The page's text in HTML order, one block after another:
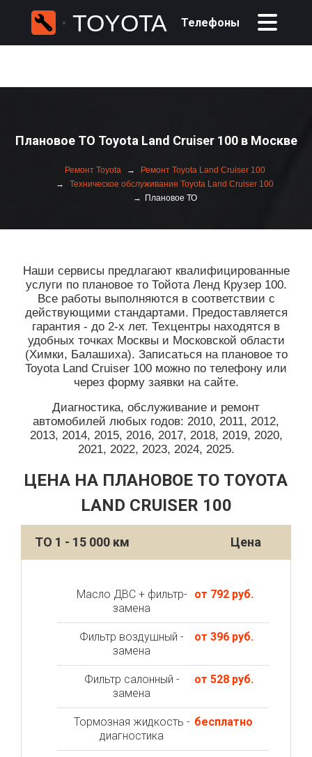
TOYOTA Телефоны
Плановое ТО Toyota Land Cruiser 100 в Москве
Ремонт Toyota
Ремонт Toyota Land Cruiser 100
Техническое обслуживание Toyota Land Cruiser 100
Плановое ТО
Наши сервисы предлагают квалифицированные
услуги по плановое то Тойота Ленд Крузер 100.
Все работы выполняются в соответствии с
действующими стандартами. Предоставляется
гарантия - до 2-х лет. Техцентры находятся в
удобных точках Москвы и Московской области
(Химки, Балашиха). Записаться на плановое то
Toyota Land Cruiser 100 можно по телефону или
через форму заявки на сайте.
Диагностика, обслуживание и ремонт
автомобилей любых годов: 2010, 2011, 2012,
2013, 2014, 2015, 2016, 2017, 2018, 2019, 2020,
2021, 2022, 2023, 2024, 2025.
ЦЕНА НА ПЛАНОВОЕ ТО TOYOTA
LAND CRUISER 100
ТО 1 - 15 000 км Цена
Масло ДВС + фильтр-
замена
от 792 руб.
Фильтр воздушный -
замена
от 396 руб.
Фильтр салонный -
замена
от 528 руб.
Тормозная жидкость -
диагностика
бесплатно